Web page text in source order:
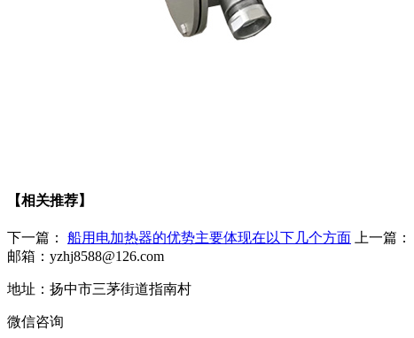
【相关推荐】
下一篇： 船用电加热器的优势主要体现在以下几个方面 上一篇：
邮箱：yzhj8588@126.com
地址：扬中市三茅街道指南村
微信咨询